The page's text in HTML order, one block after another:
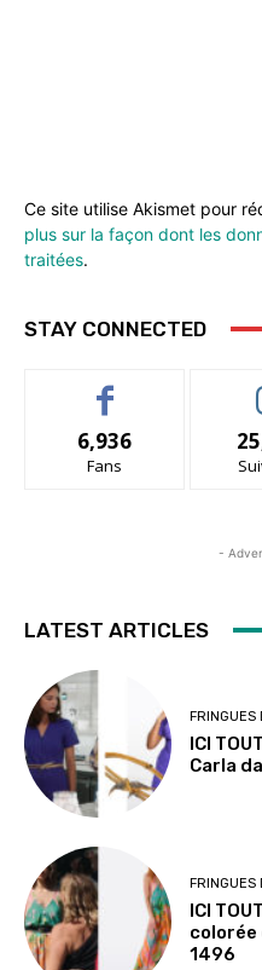
Ce site utilise Akismet pour
plus sur la façon dont les
traitées.
STAY CONNECTED
6,936
Fans
-
LATEST ARTICLES
FRINGUES
ICI
Carla
FRINGUES
ICI
colorée
1496